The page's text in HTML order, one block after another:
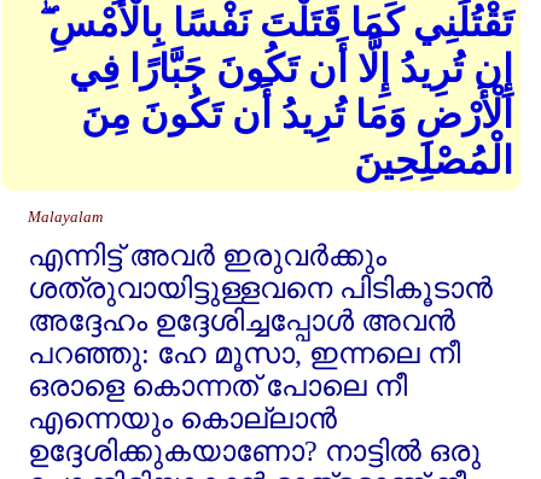
تَقْتُلَنِي كَمَا قَتَلْتَ نَفْسًا بِالْأَمْسِ ۖ
إِن تُرِيدُ إِلَّا أَن تَكُونَ جَبَّارًا فِي
الْأَرْضِ وَمَا تُرِيدُ أَن تَكُونَ مِنَ
الْمُصْلِحِينَ
Malayalam
എന്നിട്ട്‌ അവര്‍ ഇരുവര്‍ക്കും
ശത്രുവായിട്ടുള്ളവനെ പിടികൂടാന്‍
അദ്ദേഹം ഉദ്ദേശിച്ചപ്പോള്‍ അവന്‍
പറഞ്ഞു: ഹേ മൂസാ, ഇന്നലെ നീ
ഒരാളെ കൊന്നത്‌ പോലെ നീ
എന്നെയും കൊല്ലാന്‍
ഉദ്ദേശിക്കുകയാണോ? നാട്ടില്‍ ഒരു